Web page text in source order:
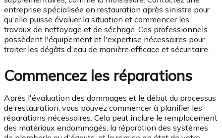
entreprise spécialisée en restauration après sinistre pour
qu'elle puisse évaluer la situation et commencer les
travaux de nettoyage et de séchage. Ces professionnels
possèdent l'équipement et l'expertise nécessaires pour
traiter les dégâts d'eau de manière efficace et sécuritaire.
Commencez les réparations
Après l'évaluation des dommages et le début du processus
de restauration, vous pouvez commencer à planifier les
réparations nécessaires. Cela peut inclure le remplacement
des matériaux endommagés, la réparation des systèmes